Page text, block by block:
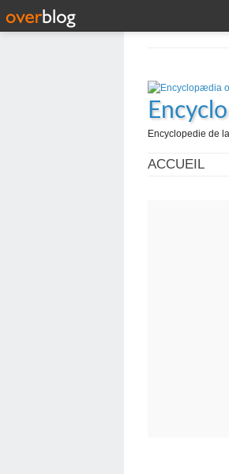
Encyclopedie de
ACCUEIL